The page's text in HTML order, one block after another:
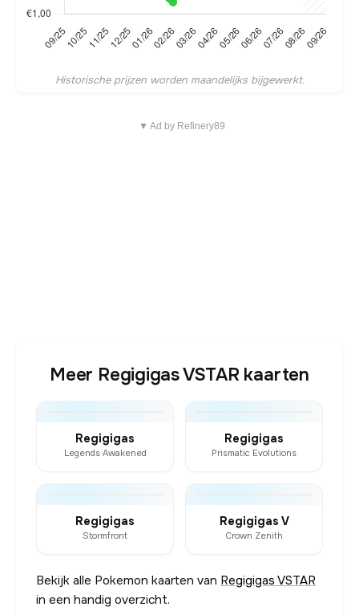
Historische prijzen worden maandelijks bijgewerkt.
▼ Ad by Refinery89
Meer Regigigas VSTAR kaarten
Regigigas
Legends Awakened
Regigigas
Prismatic Evolutions
Regigigas
Stormfront
Regigigas V
Crown Zenith
Bekijk alle Pokemon kaarten van Regigigas VSTAR
in een handig overzicht.